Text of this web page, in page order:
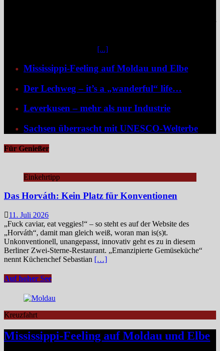
[...]
Mississippi-Feeling auf Moldau und Elbe
Der Lechweg – it’s a „wanderful“ life…
Leverkusen – mehr als nur Industrie
Sachsen überrascht mit UNESCO-Welterbe
Für Genießer
Einkehrtipp
Das Horváth: Kein Platz für Konventionen
11. Juli 2026
„Fuck caviar, eat veggies!“ – so steht es auf der Website des
„Horváth“, damit man gleich weiß, woran man is(s)t.
Unkonventionell, unangepasst, innovativ geht es zu in diesem
Berliner Zwei-Sterne-Restaurant. „Emanzipierte Gemüseküche“
nennt Küchenchef Sebastian […]
Auf hoher See
Kreuzfahrt
Mississippi-Feeling auf Moldau und Elbe